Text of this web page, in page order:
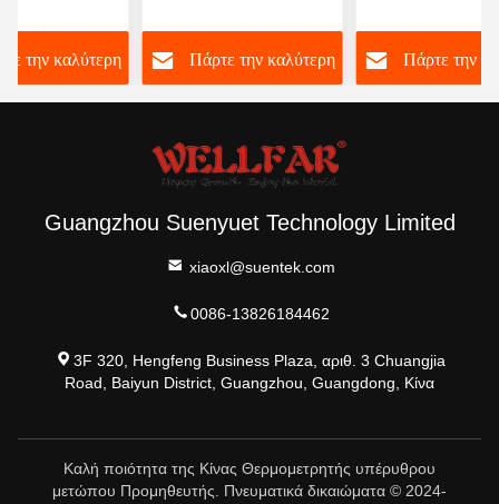
με οθόνη
με φως
την καλύτερη
τριχρωματικό φως
Πάρτε την καλύτερη
διαθέσιμο
Πάρτε την
Guangzhou Suenyuet Technology Limited
xiaoxl@suentek.com
0086-13826184462
3F 320, Hengfeng Business Plaza, αριθ. 3 Chuangjia
Road, Baiyun District, Guangzhou, Guangdong, Κίνα
Καλή ποιότητα της Κίνας Θερμομετρητής υπέρυθρου
μετώπου Προμηθευτής. Πνευματικά δικαιώματα © 2024-